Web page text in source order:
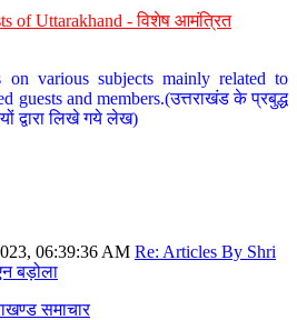
of Uttarakhand - विशेष आमंत्रित
various subjects mainly related to
guests and members.(उत्तराखंड के प्रबुद्ध
द्वारा लिखे गये लेख)
06:39:36 AM Re: Articles By Shri
बड़ोला
समाचार